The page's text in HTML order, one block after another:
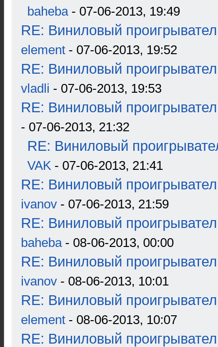
baheba- 07-06-2013, 19:49
RE: Виниловый
element - 07-06-2013, 19:52
RE: Виниловый
vladli - 07-06-2013, 19:53
RE: Виниловый
- 07-06-2013, 21:32
RE: Виниловый
VAK - 07-06-2013, 21:41
RE: Виниловый
ivanov - 07-06-2013, 21:59
RE: Виниловый
baheba- 08-06-2013, 00:00
RE: Виниловый
ivanov - 08-06-2013, 10:01
RE: Виниловый
element - 08-06-2013, 10:07
RE: Виниловый